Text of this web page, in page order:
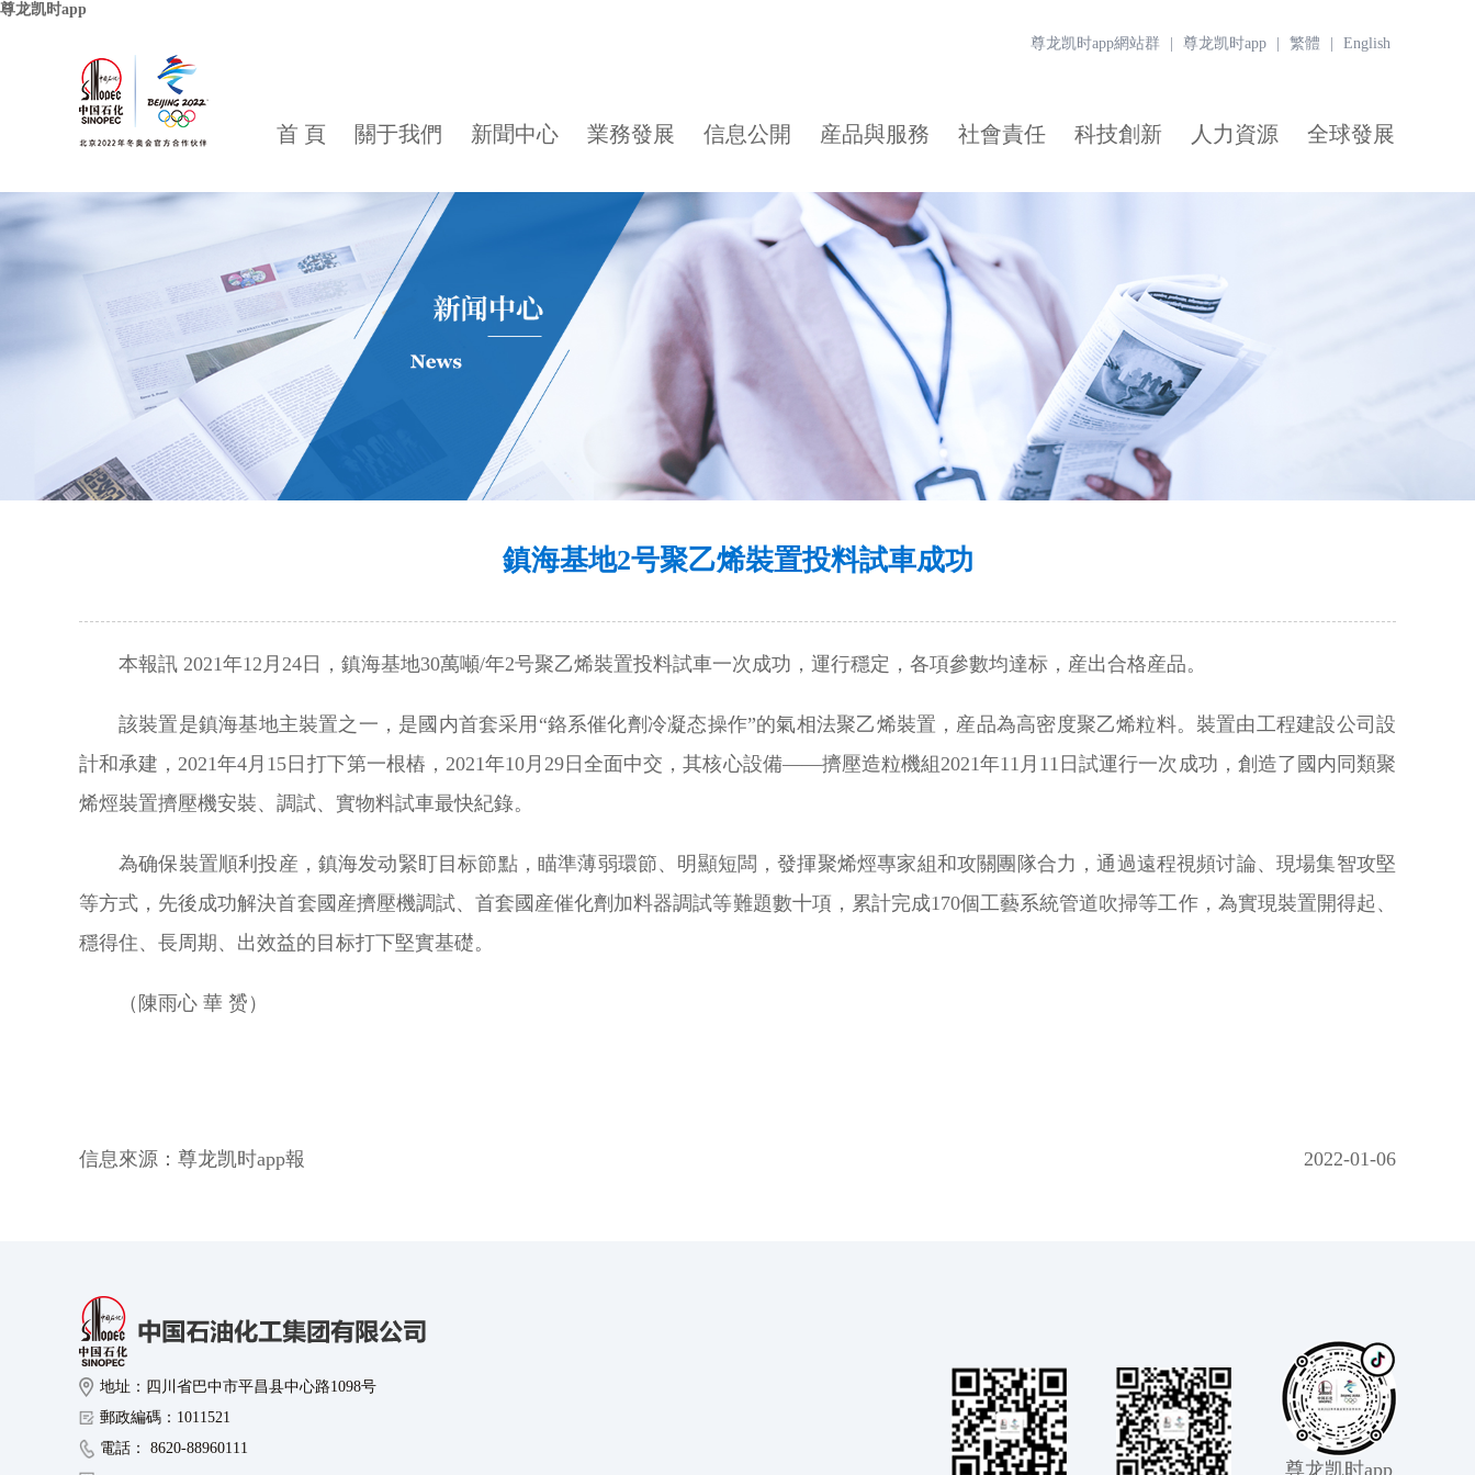
尊龙凯时app
尊龙凯时app網站群 尊龙凯时app 繁體 English
首 頁 關于我們 新聞中心 業務發展 信息公開 産品與服務 社會責任 科技創新 人力資源 全球發展
鎮海基地2号聚乙烯裝置投料試車成功
本報訊 2021年12月24日，鎮海基地30萬噸/年2号聚乙烯裝置投料試車一次成功，運行穩定，各項參數均達标，産出合格産品。
該裝置是鎮海基地主裝置之一，是國内首套采用“鉻系催化劑冷凝态操作”的氣相法聚乙烯裝置，産品為高密度聚乙烯粒料。裝置由工程建設公司設
計和承建，2021年4月15日打下第一根樁，2021年10月29日全面中交，其核心設備——擠壓造粒機組2021年11月11日試運行一次成功，創造了國内同類聚
烯烴裝置擠壓機安裝、調試、實物料試車最快紀錄。
為确保裝置順利投産，鎮海发动緊盯目标節點，瞄準薄弱環節、明顯短闆，發揮聚烯烴專家組和攻關團隊合力，通過遠程視頻讨論、現場集智攻堅
等方式，先後成功解決首套國産擠壓機調試、首套國産催化劑加料器調試等難題數十項，累計完成170個工藝系統管道吹掃等工作，為實現裝置開得起、
穩得住、長周期、出效益的目标打下堅實基礎。
（陳雨心 華 赟）
信息來源： 尊龙凯时app報 2022-01-06
地址：四川省巴中市平昌县中心路1098号
郵政編碼：1011521
電話： 8620-88960111
尊龙凯时app